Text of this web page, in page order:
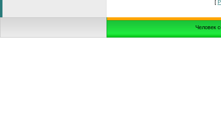
[
Человек